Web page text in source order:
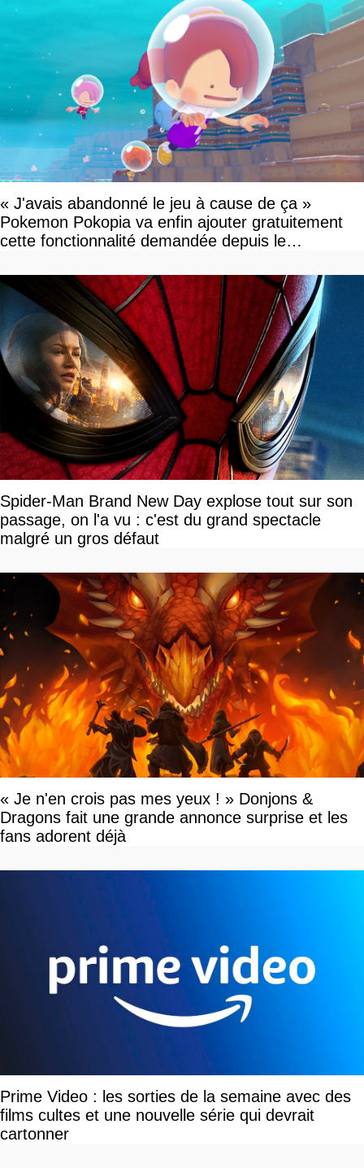
« J'avais abandonné le jeu à cause de ça »
Pokemon Pokopia va enfin ajouter gratuitement
cette fonctionnalité demandée depuis le
Spider-Man Brand New Day explose tout sur son
passage, on l'a vu : c'est du grand spectacle
malgré un gros défaut
« Je n'en crois pas mes yeux ! » Donjons &
Dragons fait une grande annonce surprise et les
fans adorent déjà
Prime Video : les sorties de la semaine avec des
films cultes et une nouvelle série qui devrait
cartonner